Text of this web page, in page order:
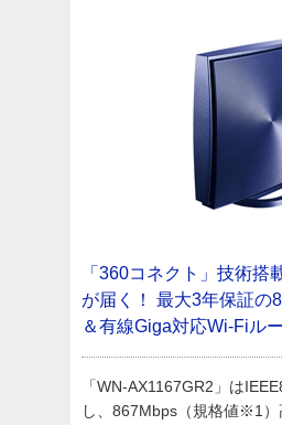
「360コネクト」技術搭
が届く！
最大3年保証の
＆有線Giga対応Wi-Fiル
「WN-AX1167GR2」は
し、867Mbps（規格値※1）